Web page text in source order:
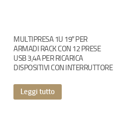
MULTIPRESA 1U 19″ PER
ARMADI RACK CON 12 PRESE
USB 3,4A PER RICARICA
DISPOSITIVI CON INTERRUTTORE
Leggi tutto